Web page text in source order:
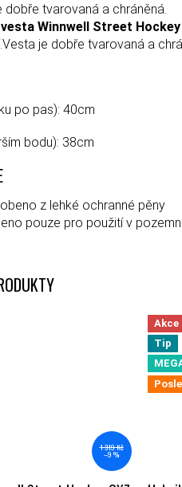
1 319 Kč
–9 %
Akce
Tip
dobře tvarovaná a chráněná.
Winnwell Street Hockey
je dobře tvarovaná a
po pas): 40cm
bodu): 38cm
z lehké ochranné pěny
pouze pro použití v